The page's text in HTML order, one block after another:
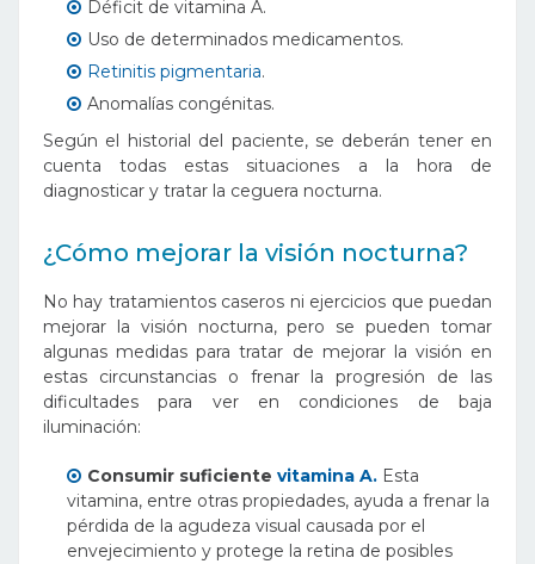
Déficit de vitamina A.
Uso de determinados medicamentos.
Retinitis pigmentaria.
Anomalías congénitas.
Según el historial del paciente, se deberán tener en
cuenta todas estas situaciones a la hora de
diagnosticar y tratar la ceguera nocturna.
¿Cómo mejorar la visión nocturna?
No hay tratamientos caseros ni ejercicios que puedan
mejorar la visión nocturna, pero se pueden tomar
algunas medidas para tratar de mejorar la visión en
estas circunstancias o frenar la progresión de las
dificultades para ver en condiciones de baja
iluminación:
Consumir suficiente vitamina A. Esta
vitamina, entre otras propiedades, ayuda a frenar la
pérdida de la agudeza visual causada por el
envejecimiento y protege la retina de posibles